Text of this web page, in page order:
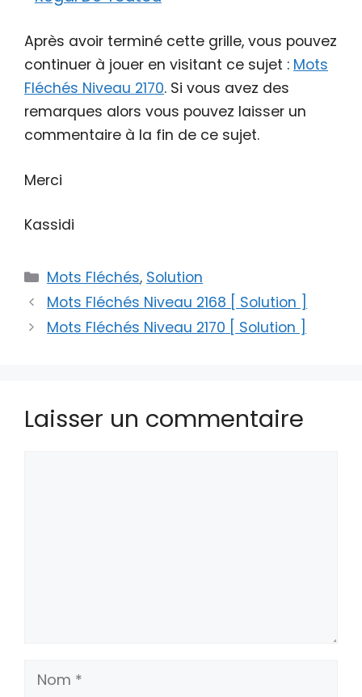
Après avoir terminé cette grille, vous pouvez
continuer à jouer en visitant ce sujet : Mots
Fléchés Niveau 2170. Si vous avez des
remarques alors vous pouvez laisser un
commentaire à la fin de ce sujet.
Merci
Kassidi
Catégories
Mots Fléchés, Solution
Mots Fléchés Niveau 2168 [ Solution ]
Mots Fléchés Niveau 2170 [ Solution ]
Laisser un commentaire
Nom